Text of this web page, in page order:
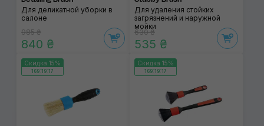
Для деликатной уборки в
салоне
985 ₴
840 ₴
Для удаления стойких
загрязнений и наружной
мойки
630 ₴
535 ₴
Скидка 15%
169:19:17
Скидка 15%
169:19:17